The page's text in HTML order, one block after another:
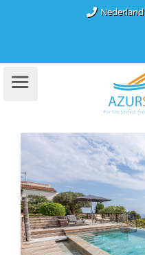
Nederland